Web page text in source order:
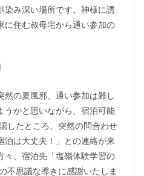
染み深い場所です。神様に誘
に住む叔母宅から通い参加の
然の夏風邪、通い参加は難し
うかと思いながら、宿泊可能
したところ、突然の問合わせ
泊は大丈夫！」との連絡が来
々、宿泊先「塩嶺体験学習の
不思議な導きに感謝いたしま